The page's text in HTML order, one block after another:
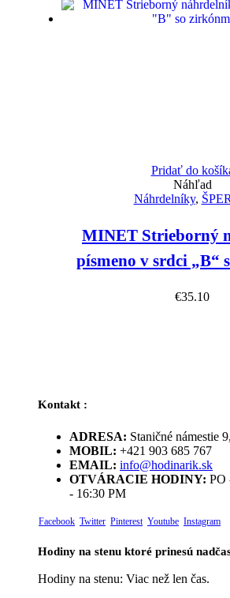
Pridať do
Náhľad
Náhrdelníky,
MINET Strieborný
písmeno v srdci „B“
€35.10
Kontakt :
ADRESA: Staničné námestie
MOBIL: +421 903 685 767
EMAIL: info@hodinarik.sk
OTVÁRACIE HODINY: PO
- 16:30 PM
Facebook Twitter Pinterest Youtube Instagram
Hodiny na stenu ktoré prinesú
Hodiny na stenu: Viac než len čas.